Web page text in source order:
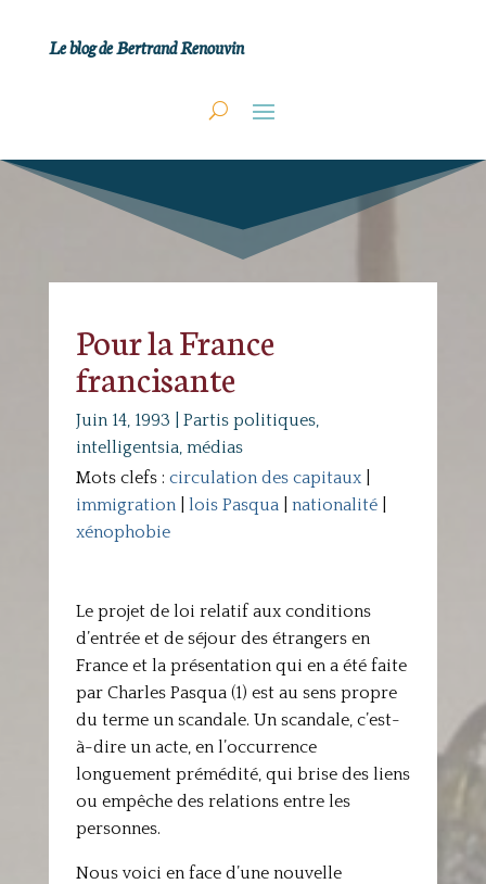
Le blog de Bertrand Renouvin
Pour la France
francisante
Juin 14, 1993
Partis politiques,
intelligentsia, médias
Mots clefs : circulation des capitaux|
immigration| lois Pasqua| nationalité|
xénophobie
Le projet de loi relatif aux conditions
d’entrée et de séjour des étrangers en
France et la présentation qui en a été faite
par Charles Pasqua (1) est au sens propre
du terme un scandale. Un scandale, c’est-
à-dire un acte, en l’occurrence
longuement prémédité, qui brise des liens
ou empêche des relations entre les
personnes.
Nous voici en face d’une nouvelle